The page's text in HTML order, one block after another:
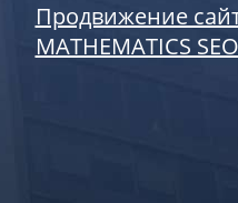
Продвижение
MATHEMATICS SEO